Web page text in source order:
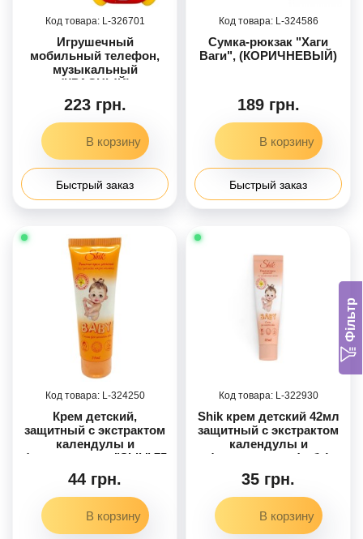
Фільтр
326701
Игрушечный
мобильный телефон,
музыкальный
(КРАСНЫЙ)
223 грн.
Быстрый заказ
324586
Сумка-рюкзак "Хаги
Ваги", (КОРИЧНЕВЫЙ)
189 грн.
Быстрый заказ
324250
Крем детский,
защитный с экстрактом
календулы и
фитостеролом "Shik" 75
44 грн.
322930
Shik крем детский 42мл
защитный с экстрактом
календулы и
фитостеролом(туба)
35 грн.